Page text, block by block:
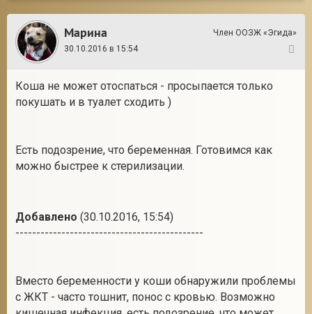
Марина
Член ООЗЖ «Эгида»
30.10.2016 в 15:54
Коша не может отоспаться - просыпается только
покушать и в туалет сходить )
Есть подозрение, что беременная. Готовимся как
можно быстрее к стерилизации.
Добавлено (30.10.2016, 15:54)
---------------------------------------------
Вместо беременности у коши обнаружили проблемы
с ЖКТ - часто тошнит, понос с кровью. Возможно